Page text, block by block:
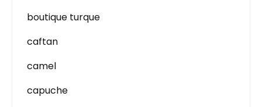
boutique turque
caftan
camel
capuche